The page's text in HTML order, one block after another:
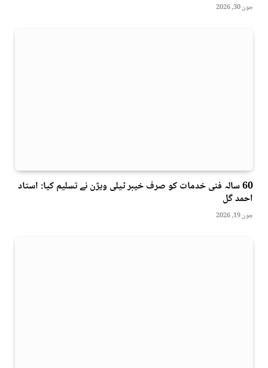
جون 30, 2026
60 سالہ فنی خدمات کو صرف خیبر ٹیلی ویژن نے تسلیم کیا: استاد
احمد گل
جون 19, 2026